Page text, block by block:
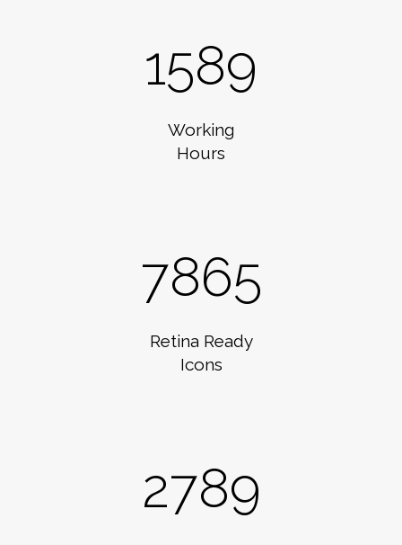
1589
Working
Hours
7865
Retina Ready
Icons
2789